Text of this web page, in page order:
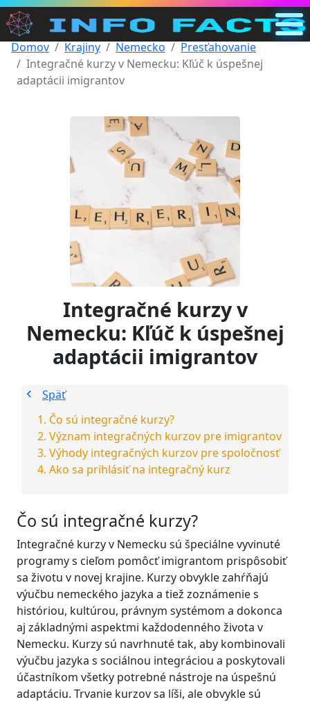
Hlavná
Kategórie
Iný
Domov Krajiny Nemecko
Presťahovanie
Integračné kurzy v Nemecku: Kľúč k úspešnej
adaptácii imigrantov
Integračné kurzy v
Nemecku: Kľúč k úspešnej
adaptácii imigrantov
Späť
Čo sú integračné kurzy?
Význam integračných kurzov pre imigrantov
Výhody integračných kurzov pre spoločnosť
Ako sa prihlásiť na integračný kurz
Čo sú integračné kurzy?
Integračné kurzy v Nemecku sú špeciálne vyvinuté
programy s cieľom pomôcť imigrantom prispôsobiť
sa životu v novej krajine. Kurzy obvykle zahŕňajú
výučbu nemeckého jazyka a tiež zoznámenie s
históriou, kultúrou, právnym systémom a dokonca
aj základnými aspektmi každodenného života v
Nemecku. Kurzy sú navrhnuté tak, aby kombinovali
výučbu jazyka s sociálnou integráciou a poskytovali
účastníkom všetky potrebné nástroje na úspešnú
adaptáciu. Trvanie kurzov sa líši, ale obvykle sú